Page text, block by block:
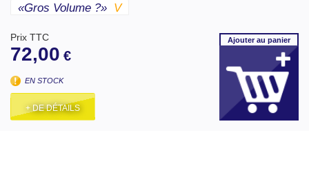
«gros Volume ?» V
Prix TTC
72,00 €
EN STOCK
+ DE DÉTAILS
Ajouterau panier